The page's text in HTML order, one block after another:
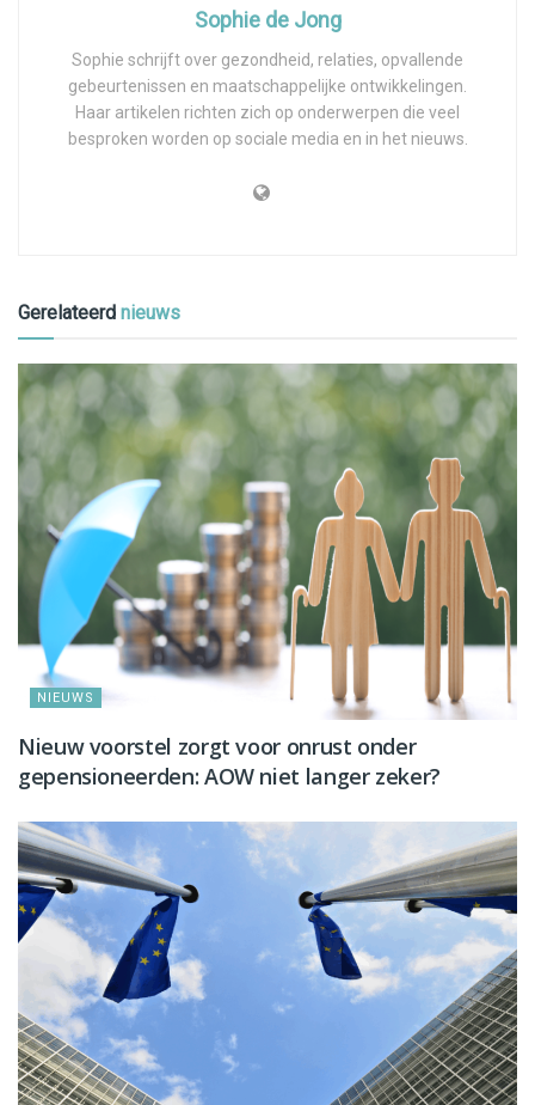
Sophie de Jong
Sophie schrijft over gezondheid, relaties, opvallende
gebeurtenissen en maatschappelijke ontwikkelingen.
Haar artikelen richten zich op onderwerpen die veel
besproken worden op sociale media en in het nieuws.
Gerelateerd nieuws
NIEUWS
Nieuw voorstel zorgt voor onrust onder
gepensioneerden: AOW niet langer zeker?